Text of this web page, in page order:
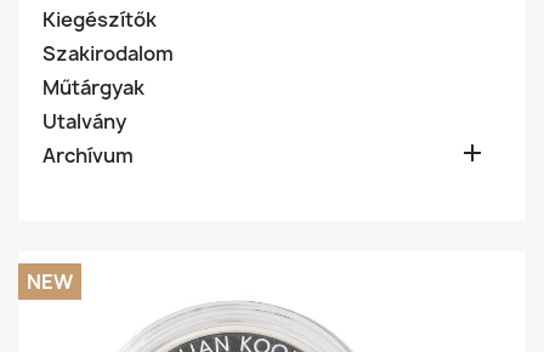
Kiegészítők
Szakirodalom
Műtárgyak
Utalvány
Archívum

NEW